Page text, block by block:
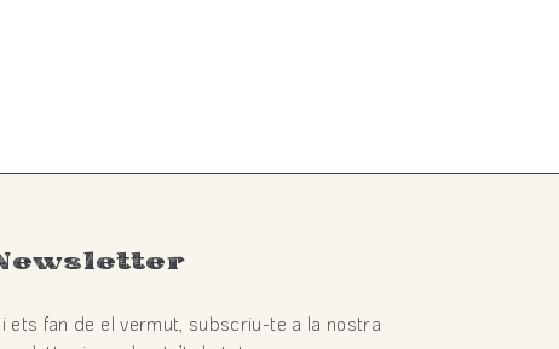
ets fan de el vermut, subscriu-te a la nostra